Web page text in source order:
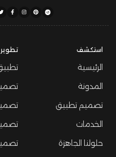
استكشف
الرئيسية
المدونة
تصميم تطبيق
الخدمات
حلولنا الجاهزة